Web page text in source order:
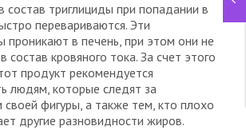
состав триглициды при попадании в
перевариваются. Эти
проникают в печень, при этом они не
состав кровяного тока. За счет этого
продукт рекомендуется
людям, которые следят за
своей фигуры, а также тем, кто плохо
другие разновидности жиров.